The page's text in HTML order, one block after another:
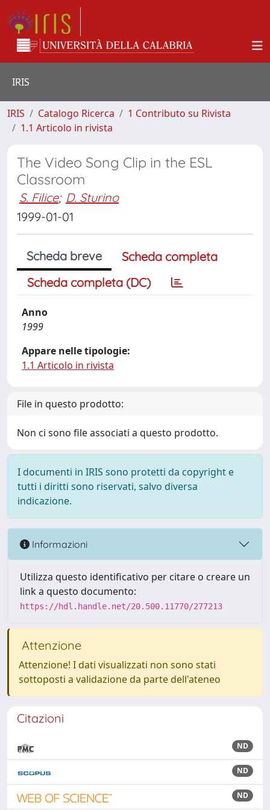
IRIS
IRIS Catalogo Ricerca
1 Contributo su Rivista
1.1 Articolo in rivista
The Video Song Clip in the ESL
Classroom
S. Filice; D. Sturino
1999-01-01
Scheda breve
Scheda completa
Scheda completa (DC)
Anno
1999
Appare nelle tipologie:
1.1 Articolo in rivista
File in questo prodotto:
Non ci sono file associati a questo prodotto.
I documenti in IRIS sono protetti da copyright e
tutti i diritti sono riservati, salvo diversa
indicazione.
Informazioni
Utilizza questo identificativo per citare o creare un
link a questo documento:
https://hdl.handle.net/20.500.11770/277213
Attenzione
Attenzione! I dati visualizzati non sono stati
sottoposti a validazione da parte dell'ateneo
Citazioni
ND
ND
ND